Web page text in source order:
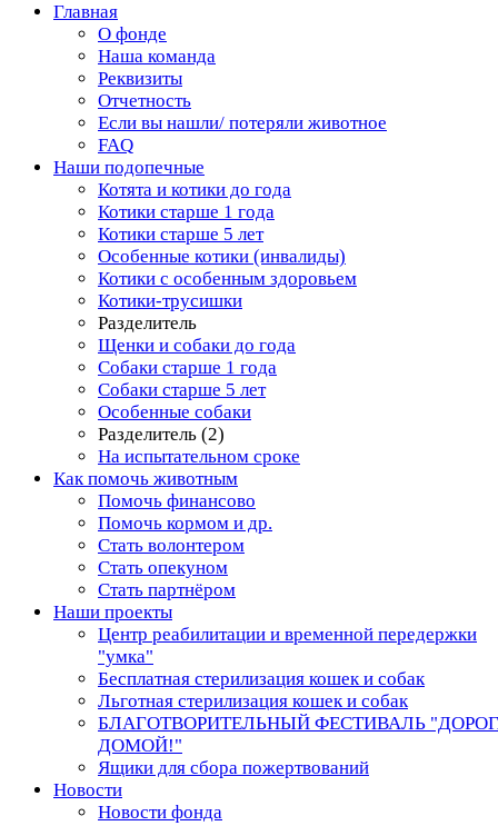
Главная
О фонде
Наша команда
Реквизиты
Отчетность
Если вы нашли/ потеряли животное
FAQ
Наши подопечные
Котята и котики до года
Котики старше 1 года
Котики старше 5 лет
Особенные котики (инвалиды)
Котики с особенным здоровьем
Котики-трусишки
Разделитель
Щенки и собаки до года
Собаки старше 1 года
Собаки старше 5 лет
Особенные собаки
Разделитель (2)
На испытательном сроке
Как помочь животным
Помочь финансово
Помочь кормом и др.
Стать волонтером
Стать опекуном
Стать партнёром
Наши проекты
Центр реабилитации и временной передержки
"умка"
Бесплатная стерилизация кошек и собак
Льготная стерилизация кошек и собак
БЛАГОТВОРИТЕЛЬНЫЙ ФЕСТИВАЛЬ
ДОМОЙ!"
Ящики для сбора пожертвований
Новости
Новости фонда